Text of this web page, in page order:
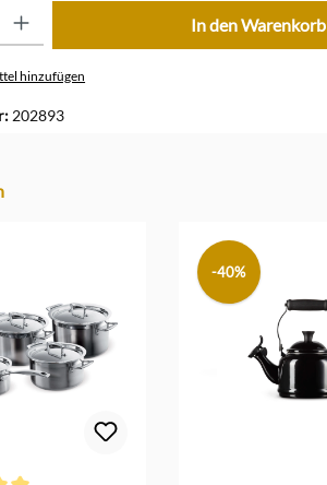
In den Warenkorb
hinzufügen
202893
-40%